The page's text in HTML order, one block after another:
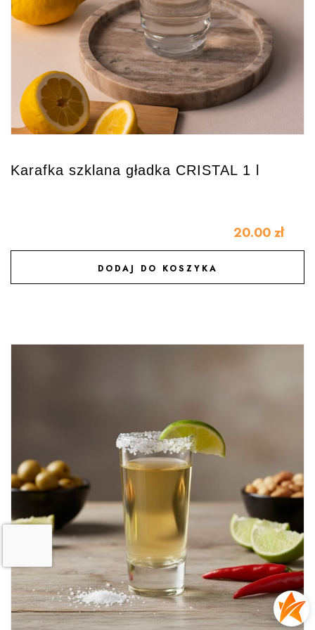
Karafka szklana gładka CRISTAL 1 l
20.00 zł
DODAJ DO KOSZYKA
DODAJ DO ULUBIONYCH